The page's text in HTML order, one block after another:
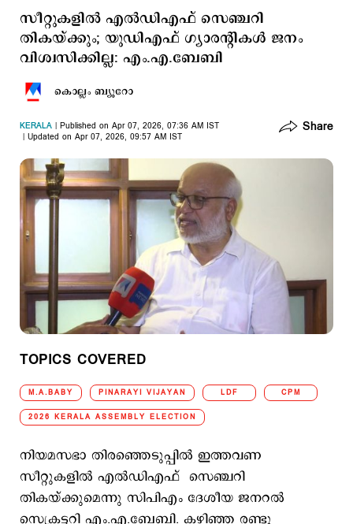
സീറ്റുകളില്‍ എല്‍ഡിഎഫ് സെഞ്ചറി
തികയ്ക്കും; യുഡിഎഫ് ഗ്യാരന്‍റികള്‍ ജനം
വിശ്വസിക്കില്ല: എം.എ.ബേബി
കൊല്ലം ബ്യൂറോ
KERALA
Published on Apr 07, 2026, 07:36 AM IST
Updated on Apr 07, 2026, 09:57 AM IST
Share
TOPICS COVERED
M.A.BABY PINARAYI VIJAYAN LDF CPM
2026 KERALA ASSEMBLY ELECTION
നിയമസഭാ തിരഞ്ഞെടുപ്പില്‍ ഇത്തവണ
സീറ്റുകളില്‍ എല്‍ഡിഎഫ് സെഞ്ചറി
തികയ്ക്കുമെന്നു സിപിഎം ദേശീയ ജനറല്‍
സെക്രട്ടറി എം.എ.ബേബി. കഴിഞ്ഞ രണ്ടു